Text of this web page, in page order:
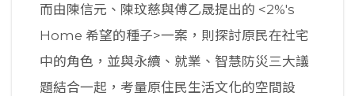
而由陳信元、陳玟慈與傅乙晟提出的 <2%'s
Home 希望的種子>一案，則探討原民在社宅
中的角色，並與永續、就業、智慧防災三大議
題結合一起，考量原住民生活文化的空間設